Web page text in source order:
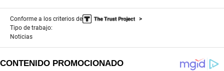
Conforme a los criterios de
Tipo de trabajo:
Noticias